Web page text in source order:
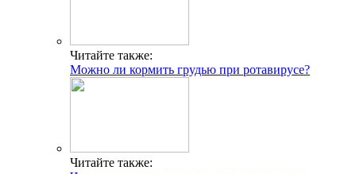
Читайте также:
Можно ли кормить грудью при ротавирусе?
Читайте также: